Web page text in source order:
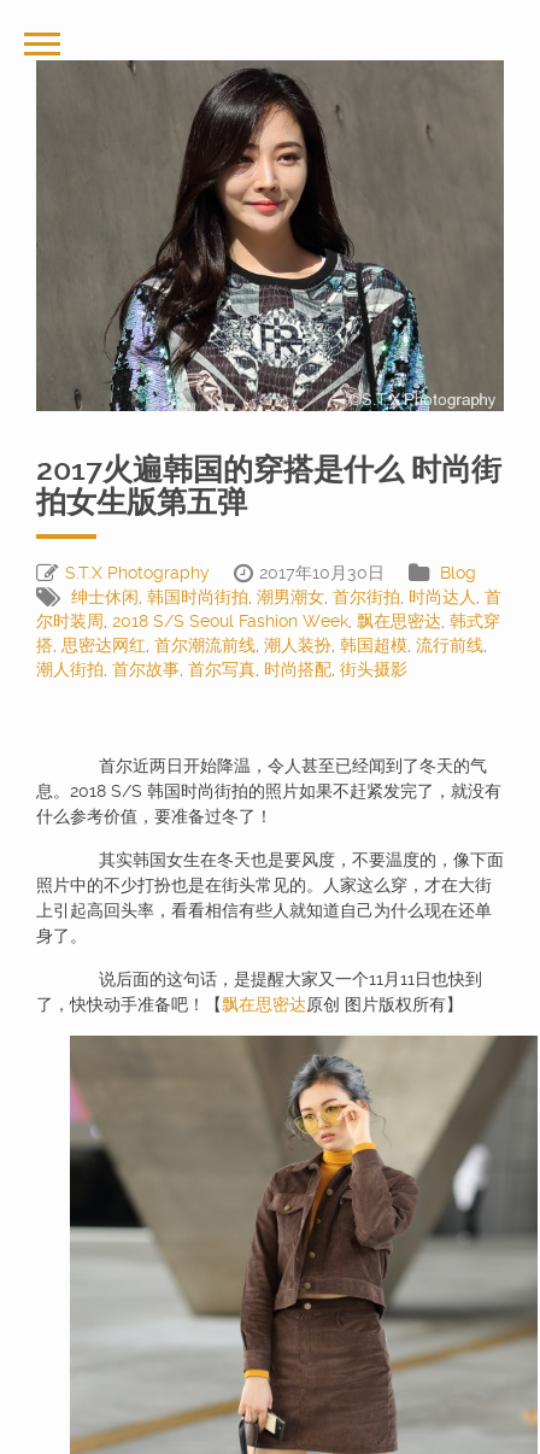
2017火遍韩国的穿搭是什么 时尚街
拍女生版第五弹
S.T.X Photography 2017年10月30日
Blog
绅士休闲, 韩国时尚街拍, 潮男潮女, 首尔街拍, 时尚达人, 首
尔时装周, 2018 S/S Seoul Fashion Week, 飘在思密达, 韩式穿
搭, 思密达网红, 首尔潮流前线, 潮人装扮, 韩国超模, 流行前线,
潮人街拍, 首尔故事, 首尔写真, 时尚搭配, 街头摄影
首尔近两日开始降温，令人甚至已经闻到了冬天的气
息。2018 S/S 韩国时尚街拍的照片如果不赶紧发完了，就没有
什么参考价值，要准备过冬了！
其实韩国女生在冬天也是要风度，不要温度的，像下面
照片中的不少打扮也是在街头常见的。人家这么穿，才在大街
上引起高回头率，看看相信有些人就知道自己为什么现在还单
身了。
说后面的这句话，是提醒大家又一个11月11日也快到
了，快快动手准备吧！【飘在思密达原创 图片版权所有】